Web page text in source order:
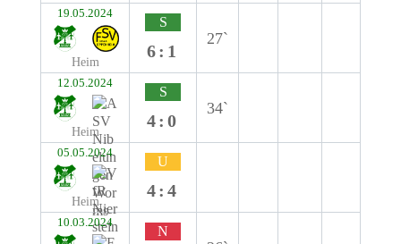
19.05.2024
Heim
S
6:1
27`
12.05.2024
Heim
S
4:0
34`
05.05.2024
Heim
U
4:4
10.03.2024
N